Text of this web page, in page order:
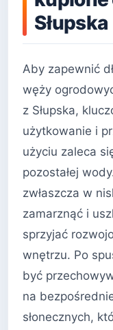
Słupska
Aby zapewnić
węży
z Słupska,
użytkowanie i
użyciu zaleca
pozostałej
zwłaszcza w
zamarznąć i
sprzyjać
wnętrzu. Po
być
na
słonecznych,